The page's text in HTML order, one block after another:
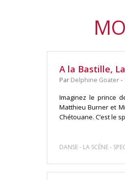
A la Bastille,
Par Delphine Goater-
Imaginez le prince
Matthieu Burner et
Chétouane. C’est le
DANSE- LA SCÈNE-